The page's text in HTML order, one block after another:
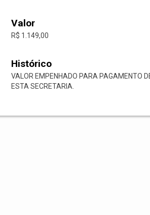
Valor
R$ 1.149,00
Histórico
VALOR EMPENHADO PARA PAGAMENTO
ESTA SECRETARIA.